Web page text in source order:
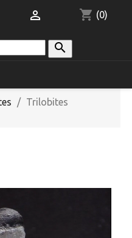
shopping_cart (0)


Trilobites